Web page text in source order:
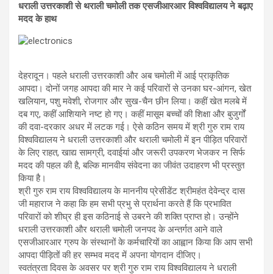
at
s
p
p
ce
o
k
e
m
ail ar
धराली उत्तरकाशी से थराली चमोली तक एसजीआरआर विश्वविद्यालय ने बढ़ाए
मदद के हाथ
देहरादून। पहले धराली उत्तरकाशी और अब चमोली में आई प्राकृतिक
आपदा। दोनों जगह आपदा की मार ने कई परिवारों से उनका घर-आंगन, खेत
खलियान, पशु मवेशी, रोजगार और सुख-चैन छीन लिया। कहीं खेत मलबे में
दब गए, कहीं आशियाने नष्ट हो गए। कहीं मासूम बच्चों की शिक्षा और बुजुर्गों
की दवा-दरकार अधर में लटक गई। ऐसे कठिन समय में श्री गुरु राम राय
विश्वविद्यालय ने धराली उत्तरकाशी और थराली चमोली में इन पीड़ित परिवारों
के लिए राहत, खाद्य सामग्री, दवाईयां और जरूरी उपकरण भेजकर न सिर्फ
मदद की पहल की है, बल्कि मानवीय संवेदना का जीवंत उदाहरण भी प्रस्तुत
किया है।
श्री गुरु राम राय विश्वविद्यालय के माननीय प्रेसीडेंट श्रीमहंत देवेन्द्र दास
जी महाराज ने कहा कि हम सभी प्रभु से प्रार्थना करते हैं कि प्रभावित
परिवारों को शीघ्र ही इस कठिनाई से उबरने की शक्ति प्राप्त हो। उन्होंने
धराली उत्तरकाशी और थराली चमोली जनपद के अन्तर्गत आने वाले
एसजीआरआर ग्रुप के संस्थानों के कर्मचारियों का आह्वान किया कि आप सभी
आपदा पीड़ितों की हर सम्भव मदद में अपना योगदान दीजिए।
स्वतंत्रता दिवस के अवसर पर श्री गुरु राम राय विश्वविद्यालय ने धराली